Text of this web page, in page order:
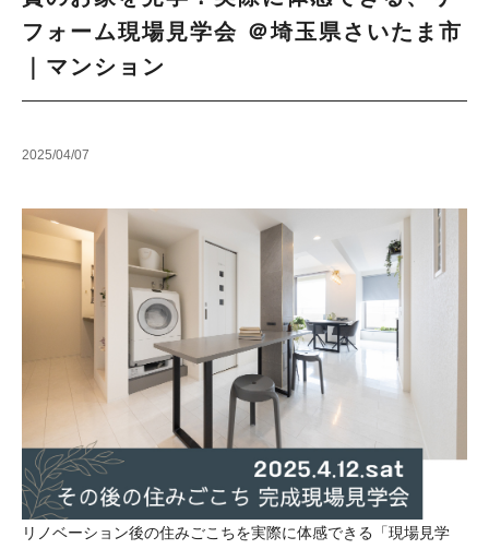
フォーム現場見学会 ＠埼玉県さいたま市
｜マンション
2025/04/07
リノベーション後の住みごこちを実際に体感できる「現場見学